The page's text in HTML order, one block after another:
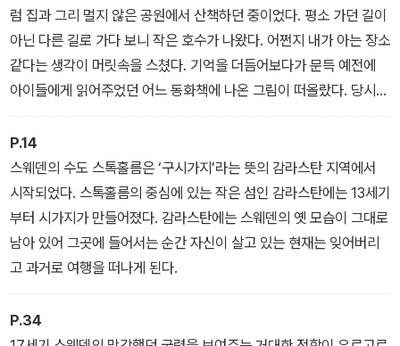
럼 집과 그리 멀지 않은 공원에서 산책하던 중이었다. 평소 가던 길이
아닌 다른 길로 가다 보니 작은 호수가 나왔다. 어쩐지 내가 아는 장소
같다는 생각이 머릿속을 스쳤다. 기억을 더듬어보다가 문득 예전에
아이들에게 읽어주었던 어느 동화책에 나온 그림이 떠올랐다. 당시에
는 별생각 없이 넘겼던 장면이었는데, 갑자기 너무나 생생하게 현실
로 다가왔다. 엄청난 과학적 발견이라도 한 듯 흥분되며 다른 것도 알
아내고 싶은 마음이 샘솟았다. 그때부터 나의 북유럽 탐구가 시작되
었다.
- 프롤로그 중에서 -
P.14
스웨덴의 수도 스톡홀름은 ‘구시가지’라는 뜻의 감라스탄 지역에서
시작되었다. 스톡홀름의 중심에 있는 작은 섬인 감라스탄에는 13세기
부터 시가지가 만들어졌다. 감라스탄에는 스웨덴의 옛 모습이 그대로
남아 있어 그곳에 들어서는 순간 자신이 살고 있는 현재는 잊어버리
고 과거로 여행을 떠나게 된다.
P.34